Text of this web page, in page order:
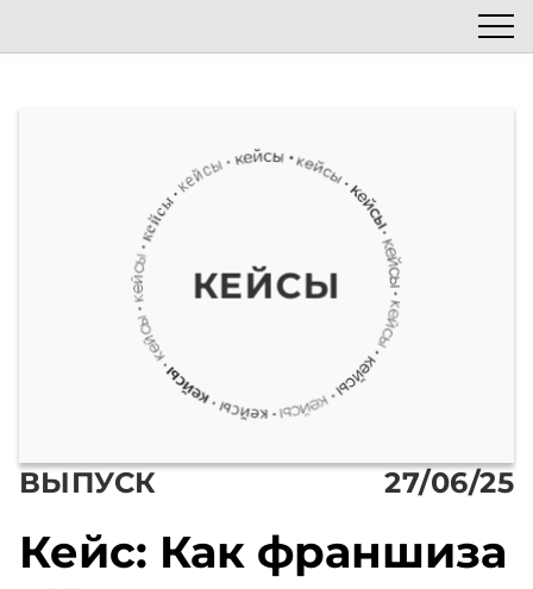
Блог
Автор подкаста
КЕЙСЫ
ВЫПУСК 27/06/25
Кейс: Как франшиза